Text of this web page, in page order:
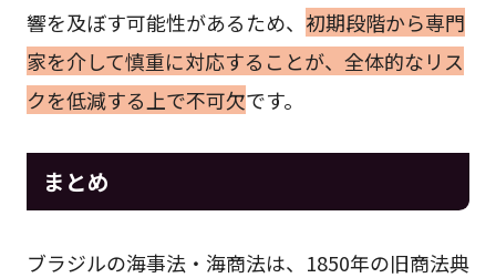
響を及ぼす可能性があるため、 初期段階から専門
家を介して慎重に対応することが、全体的なリス
クを低減する上で不可欠です。
まとめ
ブラジルの海事法・海商法は、1850年の旧商法典